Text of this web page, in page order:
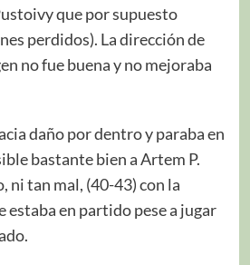
que por supuesto
perdidos). La dirección de
no fue buena y no mejoraba
daño por dentro y paraba en
bastante bien a Artem P.
ni tan mal, (40-43) con la
estaba en partido pese a jugar